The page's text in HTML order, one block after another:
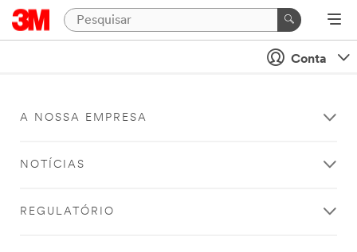
Conta
A NOSSA EMPRESA
NOTÍCIAS
REGULATÓRIO